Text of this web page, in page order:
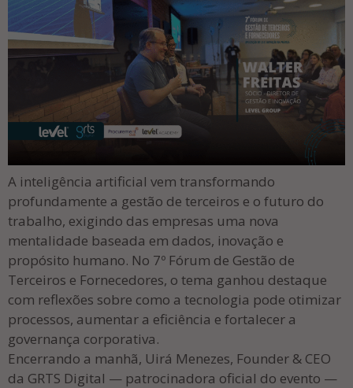
A inteligência artificial vem transformando
profundamente a gestão de terceiros e o futuro do
trabalho, exigindo das empresas uma nova
mentalidade baseada em dados, inovação e
propósito humano. No 7º Fórum de Gestão de
Terceiros e Fornecedores, o tema ganhou destaque
com reflexões sobre como a tecnologia pode otimizar
processos, aumentar a eficiência e fortalecer a
governança corporativa.
Encerrando a manhã, Uirá Menezes, Founder & CEO
da GRTS Digital — patrocinadora oficial do evento —